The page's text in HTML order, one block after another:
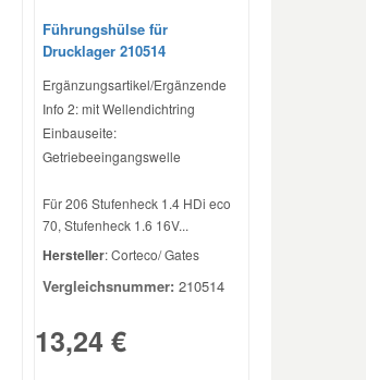
Führungshülse für
Drucklager 210514
Ergänzungsartikel/Ergänzende
Info 2: mit Wellendichtring
Einbauseite:
Getriebeeingangswelle
Für 206 Stufenheck 1.4 HDi eco
70, Stufenheck 1.6 16V...
Hersteller: Corteco/ Gates
Vergleichsnummer: 210514
13,24 €